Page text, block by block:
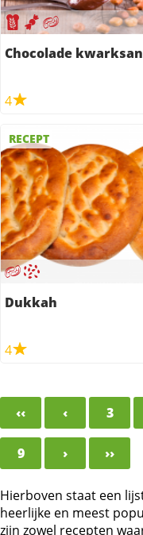
Chocolade
4
RECEPT
Dukkah
4
‹‹ ‹ 3
9 › ››
Hierboven staat een
heerlijke en meest
zijn zowel recepten